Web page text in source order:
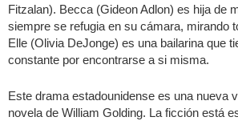
Fitzalan). Becca (Gideon Adlon) es hija de
siempre se refugia en su cámara, mirando
Elle (Olivia DeJonge) es una bailarina que
constante por encontrarse a si misma.
Este drama estadounidense es una nueva
novela de William Golding. La ficción está